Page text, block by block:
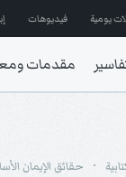
يومية فيديوهات
مقدمات
حقائق الإيمان